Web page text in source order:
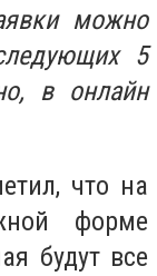
можно
5
в онлайн
что на
форме
будут все